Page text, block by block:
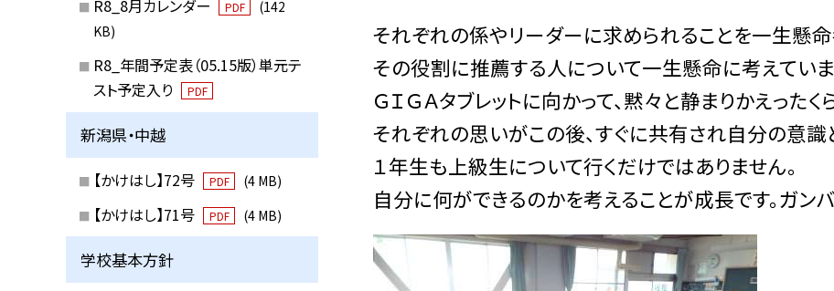
それぞれの係やリーダーに求められることを一生懸命
その役割に推薦する人について一生懸命に考えていま
ＧＩＧＡタブレットに向かって、黙々と静まりかえった
それぞれの思いがこの後、すぐに共有され自分の意
１年生も上級生について行くだけではありません。
自分に何ができるのかを考えることが成長です。ガンバ
R8_8月カレンダー PDF
(142
KB)
R8_年間予定表（05.15版）単元テ
スト予定入り
PDF
新潟県・中越
【かけはし】72号 PDF (4 MB)
【かけはし】71号 PDF (4 MB)
学校基本方針